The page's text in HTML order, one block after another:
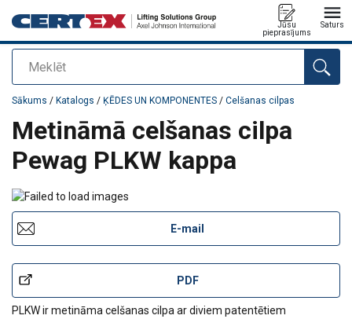
Meklēt
Jūsu
pieprasījums
Saturs
Pievienots jūsu pasūtījumam
Sākums / Katalogs / ĶĒDES UN KOMPONENTES / Celšanas cilpas
Metināmā celšanas cilpa
Pewag PLKW kappa
E-mail
PDF
PLKW ir metināma celšanas cilpa ar diviem patentētiem